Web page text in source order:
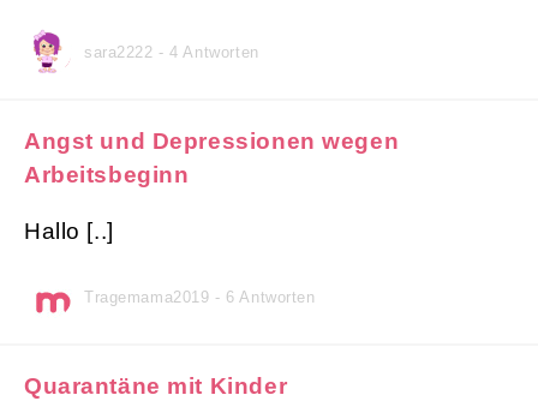
sara2222 - 4 Antworten
Angst und Depressionen wegen
Arbeitsbeginn
Hallo [..]
Tragemama2019 - 6 Antworten
Quarantäne mit Kinder